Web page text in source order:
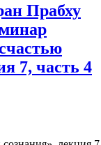
Прабху
7, часть 4